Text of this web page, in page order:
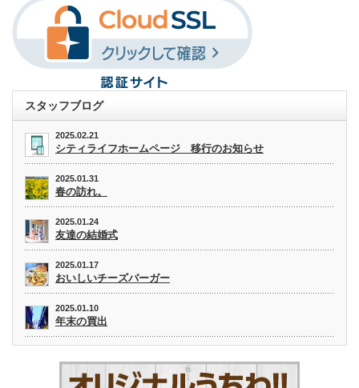
スタッフブログ
2025.02.21
シティライフホームページ 移行のお知らせ
2025.01.31
春の訪れ。
2025.01.24
友達の結婚式
2025.01.17
おいしいチーズバーガー
2025.01.10
年末の買出